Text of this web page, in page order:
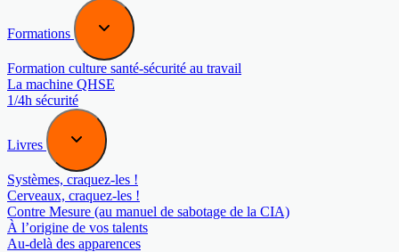
Formations
Formation culture santé-sécurité au travail
La machine QHSE
1/4h sécurité
Livres
Systèmes, craquez-les !
Cerveaux, craquez-les !
Contre Mesure (au manuel de sabotage de la CIA)
À l’origine de vos talents
Au-delà des apparences